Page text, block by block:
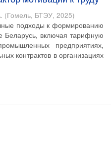
(Гомель, БТЭУ, 2025)
подходы к формированию
Беларусь, включая тарифную
предприятиях,
контрактов в организациях